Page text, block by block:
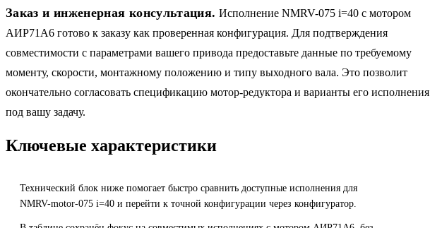
Заказ и инженерная консультация. Исполнение NMRV-075 i=40 с мотором
АИР71A6 готово к заказу как проверенная конфигурация. Для подтверждения
совместимости с параметрами вашего привода предоставьте данные по требуемому
моменту, скорости, монтажному положению и типу выходного вала. Это позволит
окончательно согласовать спецификацию мотор-редуктора и варианты его исполнения
под вашу задачу.
Ключевые характеристики
Технический блок ниже помогает быстро сравнить доступные исполнения для
NMRV-motor-075 i=40 и перейти к точной конфигурации через конфигуратор.